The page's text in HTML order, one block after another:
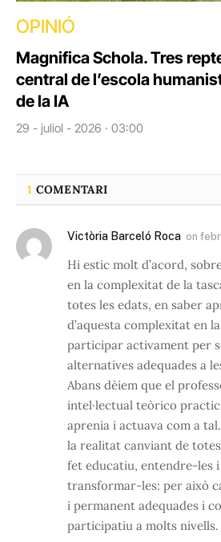
OPINIÓ
Magnifica Schola. Tres
central de l’escola
de la IA
29 - juliol - 2026 · 03:00
1 COMENTARI
Victòria Barceló Roca on
Hi estic molt d’acord,
en la complexitat de la
totes les edats, en saber
d’aquesta complexitat en
participar activament per
alternatives adequades a
Abans dèiem que el
intel·lectual teòrico
aprenia i actuava com a
la realitat canviant de
fet educatiu, entendre-les
transformar-les: per això
i permanent adequades i
participatiu a molts nivells.